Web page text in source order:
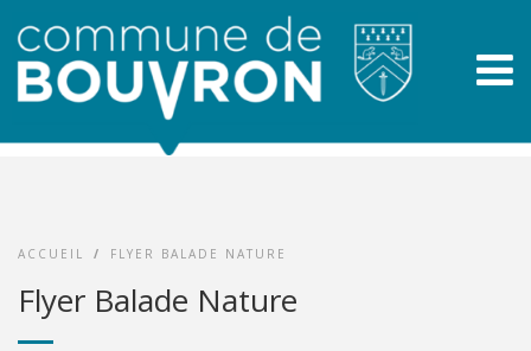
ACCUEIL / FLYER BALADE NATURE
Flyer Balade Nature